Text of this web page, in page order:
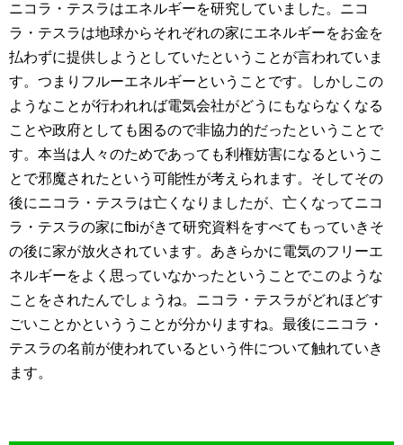
ニコラ・テスラはエネルギーを研究していました。ニコ
ラ・テスラは地球からそれぞれの家にエネルギーをお金を
払わずに提供しようとしていたということが言われていま
す。つまりフルーエネルギーということです。しかしこの
ようなことが行われれば電気会社がどうにもならなくなる
ことや政府としても困るので非協力的だったということで
す。本当は人々のためであっても利権妨害になるというこ
とで邪魔されたという可能性が考えられます。そしてその
後にニコラ・テスラは亡くなりましたが、亡くなってニコ
ラ・テスラの家にfbiがきて研究資料をすべてもっていきそ
の後に家が放火されています。あきらかに電気のフリーエ
ネルギーをよく思っていなかったということでこのような
ことをされたんでしょうね。ニコラ・テスラがどれほどす
ごいことかといううことが分かりますね。最後にニコラ・
テスラの名前が使われているという件について触れていき
ます。